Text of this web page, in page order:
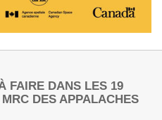
FAIRE DANS LES 19
DES APPALACHES